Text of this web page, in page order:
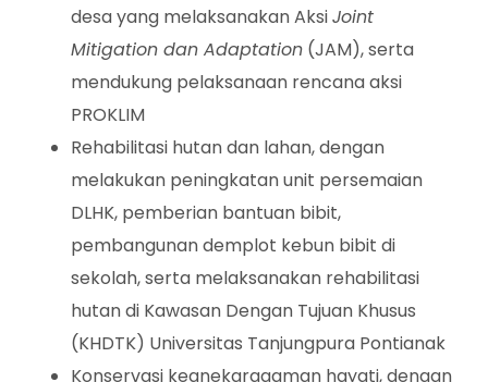
desa yang melaksanakan AksiJoint
Mitigation dan Adaptation (JAM), serta
mendukung pelaksanaan rencana aksi
PROKLIM
Rehabilitasi hutan dan lahan, dengan
melakukan peningkatan unit persemaian
DLHK, pemberian bantuan bibit,
pembangunan demplot kebun bibit di
sekolah, serta melaksanakan rehabilitasi
hutan di Kawasan Dengan Tujuan Khusus
(KHDTK) Universitas Tanjungpura Pontianak
Konservasi keanekaragaman hayati, dengan